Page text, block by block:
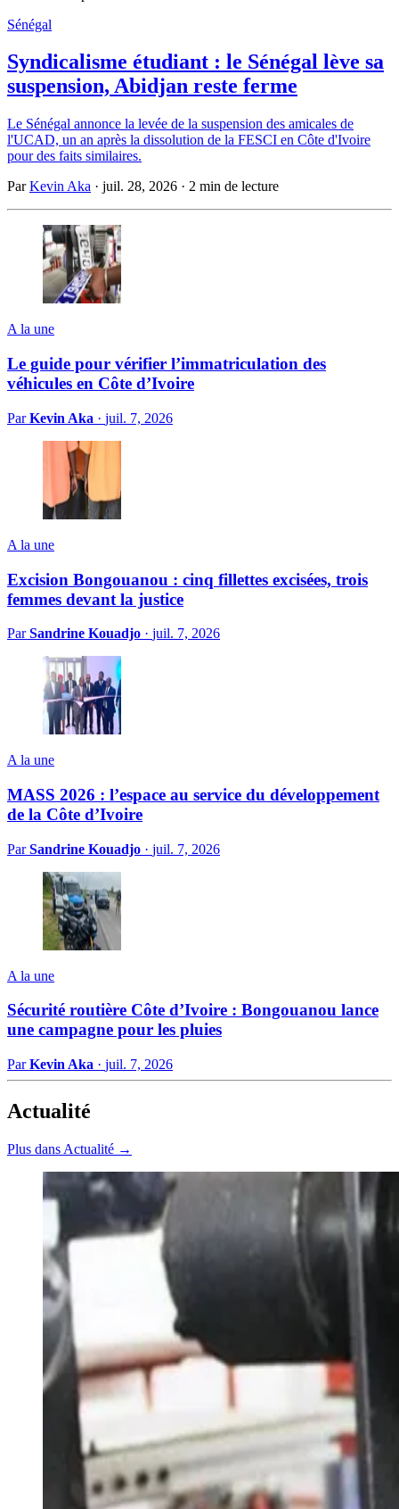
Sénégal
Syndicalisme étudiant : le Sénégal lève sa
suspension, Abidjan reste ferme
Le Sénégal annonce la levée de la suspension des amicales de
l'UCAD, un an après la dissolution de la FESCI en Côte d'Ivoire
pour des faits similaires.
ParKevin Aka · juil. 28, 2026 · 2 min de lecture
A la une
Le guide pour vérifier l’immatriculation des
véhicules en Côte d’Ivoire
ParKevin Aka · juil. 7, 2026
A la une
Excision Bongouanou : cinq fillettes excisées, trois
femmes devant la justice
ParSandrine Kouadjo · juil. 7, 2026
A la une
MASS 2026 : l’espace au service du développement
de la Côte d’Ivoire
ParSandrine Kouadjo · juil. 7, 2026
A la une
Sécurité routière Côte d’Ivoire : Bongouanou lance
une campagne pour les pluies
ParKevin Aka · juil. 7, 2026
Actualité
Plus dans Actualité →